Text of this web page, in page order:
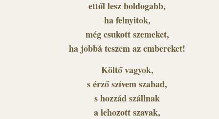
ettől lesz boldogabb,
ha felnyitok,
még csukott szemeket,
ha jobbá teszem az embereket!
Költő vagyok,
s érző szívem szabad,
s hozzád szállnak
a lehozott szavak,